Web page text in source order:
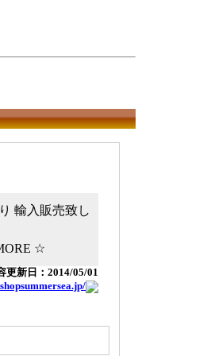
輸入販売致し
☆
更新日：2014/05/01